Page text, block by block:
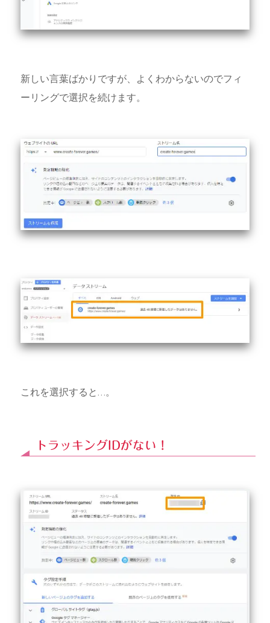
新しい言葉ばかりですが、よくわからないのでフィ
ーリングで選択を続けます。
これを選択すると…。
トラッキングIDがない！